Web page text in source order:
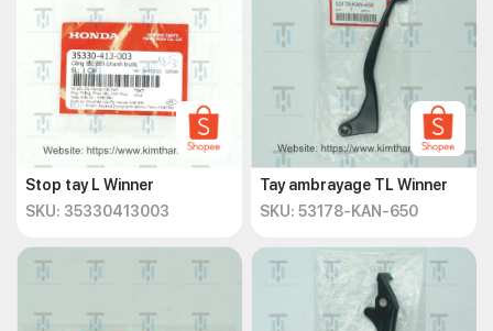
Stop tay L Winner
SKU: 35330413003
Tay ambrayage TL Winner
SKU: 53178-KAN-650